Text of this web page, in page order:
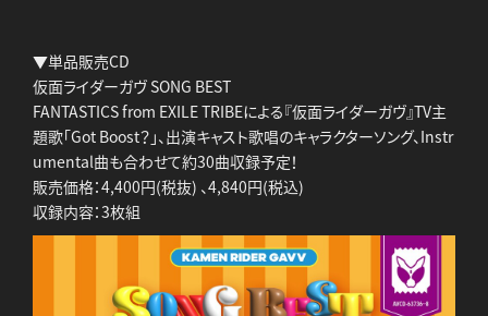
▼単品販売CD
仮面ライダーガヴ SONG BEST
FANTASTICS from EXILE TRIBEによる『仮面ライダーガヴ』TV主
題歌「Got Boost？」、出演キャスト歌唱のキャラクターソング、Instr
umental曲も合わせて約30曲収録予定！
販売価格：4,400円(税抜) 、4,840円(税込)
収録内容：3枚組